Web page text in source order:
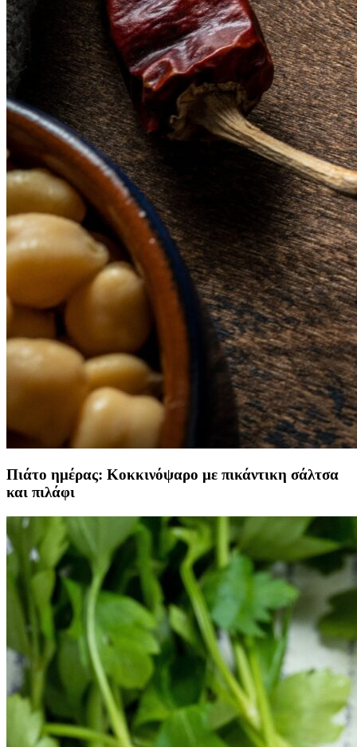
Πιάτο ημέρας: Κοκκινόψαρο με πικάντικη σάλτσα
και πιλάφι